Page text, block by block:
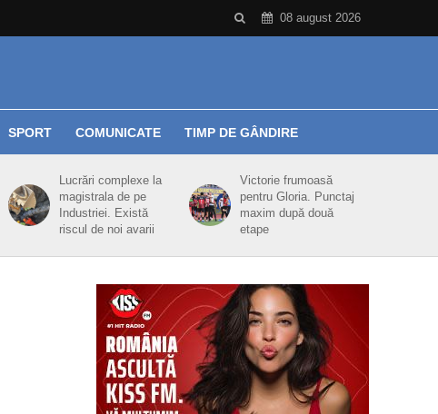
08 august 2026
SPORT COMUNICATE TIMP DE GÂNDIRE
Lucrări complexe la
magistrala de pe
Industriei. Există
riscul de noi avarii
Victorie frumoasă
pentru Gloria. Punctaj
maxim după două
etape